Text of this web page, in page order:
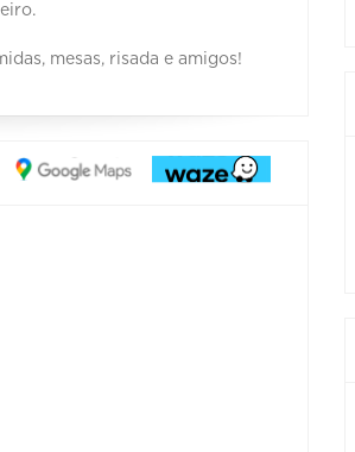
mesas, risada e amigos!